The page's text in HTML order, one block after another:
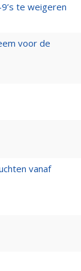
te weigeren
voor de
vanaf